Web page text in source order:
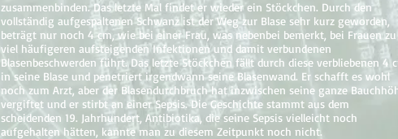
zusammenbinden. Das letzte Mal findet er wieder ein Stöckchen. Durch den
vollständig aufgespaltenen Schwanz ist der Weg zur Blase sehr kurz geworden,
beträgt nur noch 4 cm, wie bei einer Frau, was nebenbei bemerkt, bei Frauen zu
viel häufigeren aufsteigenden Infektionen und damit verbundenen
Blasenbeschwerden führt. Das letzte Stöckchen fällt durch diese verbliebenen 4
in seine Blase und penetriert irgendwann seine Blasenwand. Er schafft es wohl
noch zum Arzt, aber der Blasendurchbruch hat inzwischen seine ganze
vergiftet und er stirbt an einer Sepsis. Die Geschichte stammt aus dem
scheidenden 19. Jahrhundert, Antibiotika, die seine Sepsis vielleicht noch
aufgehalten hätten, kannte man zu diesem Zeitpunkt noch nicht.